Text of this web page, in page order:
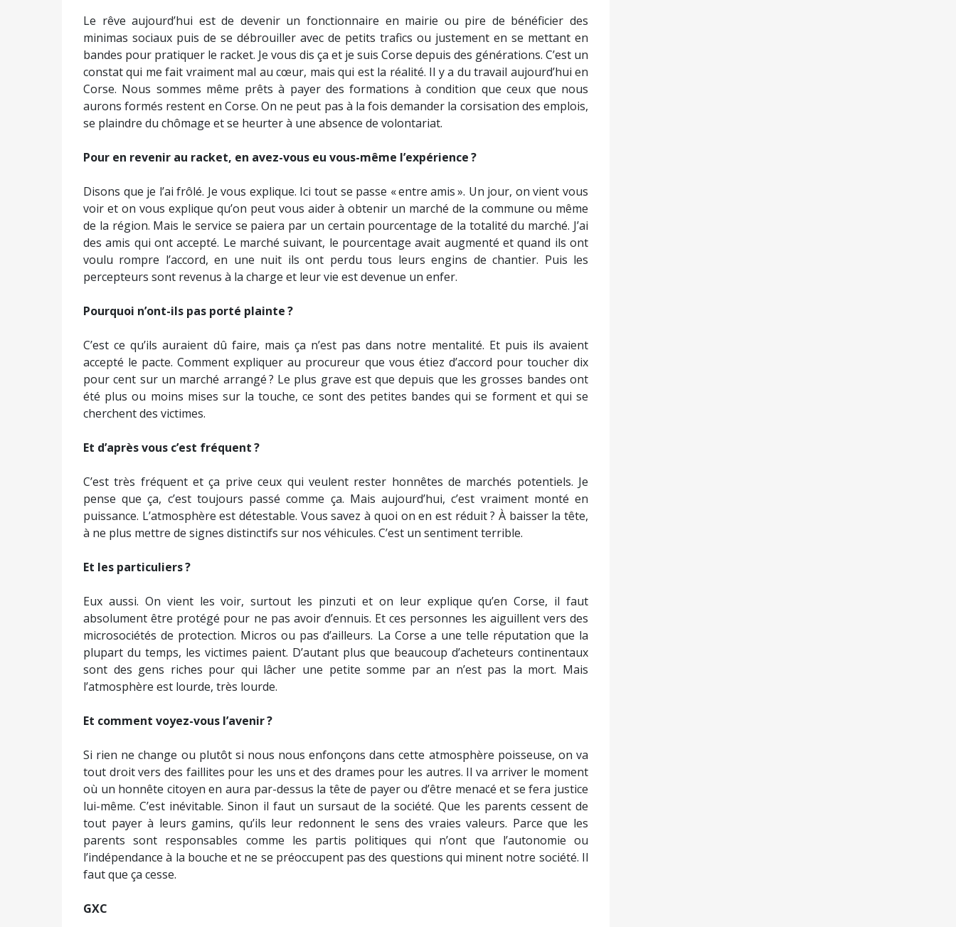
Le rêve aujourd’hui est de devenir un fonctionnaire en mairie ou pire de bénéficier des
minimas sociaux puis de se débrouiller avec de petits trafics ou justement en se mettant en
bandes pour pratiquer le racket. Je vous dis ça et je suis Corse depuis des générations. C’est un
constat qui me fait vraiment mal au cœur, mais qui est la réalité. Il y a du travail aujourd’hui en
Corse. Nous sommes même prêts à payer des formations à condition que ceux que nous
aurons formés restent en Corse. On ne peut pas à la fois demander la corsisation des emplois,
se plaindre du chômage et se heurter à une absence de volontariat.
Pour en revenir au racket, en avez-vous eu vous-même l’expérience ?
Disons que je l’ai frôlé. Je vous explique. Ici tout se passe « entre amis ». Un jour, on vient vous
voir et on vous explique qu’on peut vous aider à obtenir un marché de la commune ou même
de la région. Mais le service se paiera par un certain pourcentage de la totalité du marché. J’ai
des amis qui ont accepté. Le marché suivant, le pourcentage avait augmenté et quand ils ont
voulu rompre l’accord, en une nuit ils ont perdu tous leurs engins de chantier. Puis les
percepteurs sont revenus à la charge et leur vie est devenue un enfer.
Pourquoi n’ont-ils pas porté plainte ?
C’est ce qu’ils auraient dû faire, mais ça n’est pas dans notre mentalité. Et puis ils avaient
accepté le pacte. Comment expliquer au procureur que vous étiez d’accord pour toucher dix
pour cent sur un marché arrangé ? Le plus grave est que depuis que les grosses bandes ont
été plus ou moins mises sur la touche, ce sont des petites bandes qui se forment et qui se
cherchent des victimes.
Et d’après vous c’est fréquent ?
C’est très fréquent et ça prive ceux qui veulent rester honnêtes de marchés potentiels. Je
pense que ça, c’est toujours passé comme ça. Mais aujourd’hui, c’est vraiment monté en
puissance. L’atmosphère est détestable. Vous savez à quoi on en est réduit ? À baisser la tête,
à ne plus mettre de signes distinctifs sur nos véhicules. C’est un sentiment terrible.
Et les particuliers ?
Eux aussi. On vient les voir, surtout les pinzuti et on leur explique qu’en Corse, il faut
absolument être protégé pour ne pas avoir d’ennuis. Et ces personnes les aiguillent vers des
microsociétés de protection. Micros ou pas d’ailleurs. La Corse a une telle réputation que la
plupart du temps, les victimes paient. D’autant plus que beaucoup d’acheteurs continentaux
sont des gens riches pour qui lâcher une petite somme par an n’est pas la mort. Mais
l’atmosphère est lourde, très lourde.
Et comment voyez-vous l’avenir ?
Si rien ne change ou plutôt si nous nous enfonçons dans cette atmosphère poisseuse, on va
tout droit vers des faillites pour les uns et des drames pour les autres. Il va arriver le moment
où un honnête citoyen en aura par-dessus la tête de payer ou d’être menacé et se fera justice
lui-même. C’est inévitable. Sinon il faut un sursaut de la société. Que les parents cessent de
tout payer à leurs gamins, qu’ils leur redonnent le sens des vraies valeurs. Parce que les
parents sont responsables comme les partis politiques qui n’ont que l’autonomie ou
l’indépendance à la bouche et ne se préoccupent pas des questions qui minent notre société. Il
faut que ça cesse.
GXC